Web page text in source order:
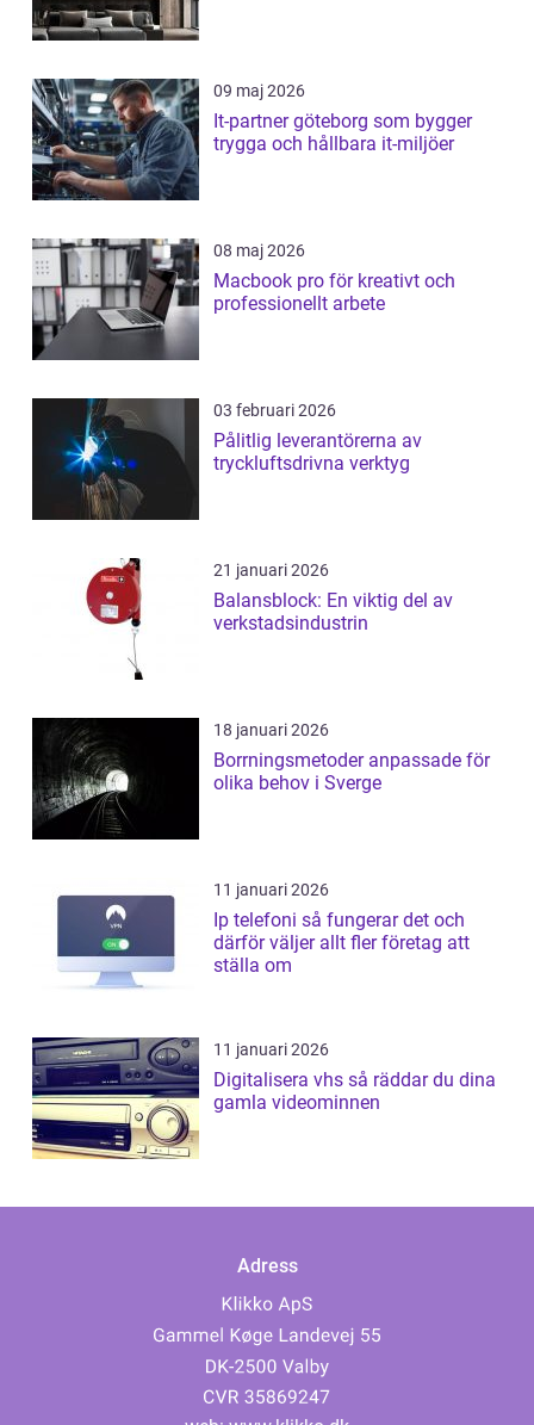
09 maj 2026
It-partner göteborg som bygger
trygga och hållbara it-miljöer
08 maj 2026
Macbook pro för kreativt och
professionellt arbete
03 februari 2026
Pålitlig leverantörerna av
tryckluftsdrivna verktyg
21 januari 2026
Balansblock: En viktig del av
verkstadsindustrin
18 januari 2026
Borrningsmetoder anpassade för
olika behov i Sverge
11 januari 2026
Ip telefoni så fungerar det och
därför väljer allt fler företag att
ställa om
11 januari 2026
Digitalisera vhs så räddar du dina
gamla videominnen
Adress